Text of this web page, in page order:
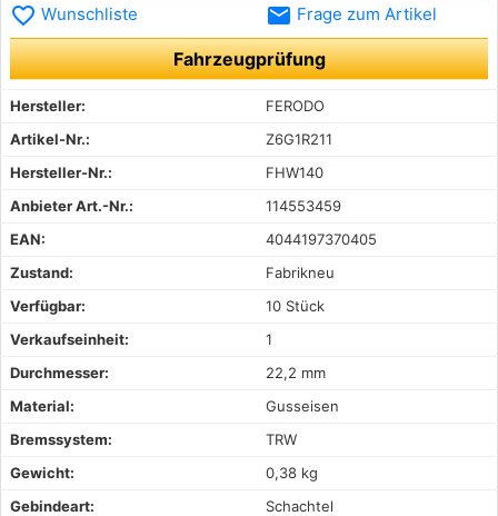
favorite_border Wunschliste email Frage zum Artikel
Fahrzeugprüfung
Hersteller:
FERODO
Artikel-Nr.:
Z6G1R211
Hersteller-Nr.:
FHW140
Anbieter Art.-Nr.:
114553459
EAN:
4044197370405
Zustand:
Fabrikneu
Verfügbar:
10 Stück
Verkaufseinheit:
1
Durchmesser:
22,2 mm
Material:
Gusseisen
Bremssystem:
TRW
Gewicht:
0,38 kg
Gebindeart:
Schachtel